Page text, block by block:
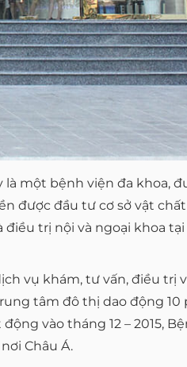
một bệnh viện đa khoa,
được đầu tư cơ sở vật
điều trị nội và ngoại khoa
vụ khám, tư vấn, điều trị
tâm đô thị dao động 10
vào tháng 12 – 2015,
Châu Á.